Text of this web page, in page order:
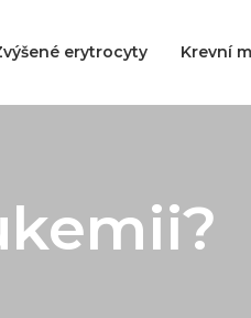
erytrocyty Krevní